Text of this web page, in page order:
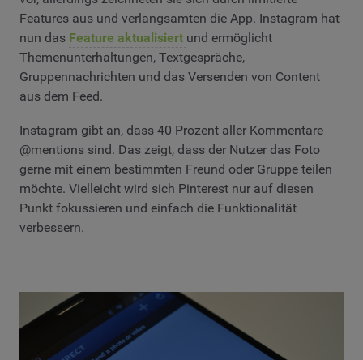
Features aus und verlangsamten die App. Instagram hat
nun das Feature aktualisiert und ermöglicht
Themenunterhaltungen, Textgespräche,
Gruppennachrichten und das Versenden von Content
aus dem Feed.
Instagram gibt an, dass 40 Prozent aller Kommentare
@mentions sind. Das zeigt, dass der Nutzer das Foto
gerne mit einem bestimmten Freund oder Gruppe teilen
möchte. Vielleicht wird sich Pinterest nur auf diesen
Punkt fokussieren und einfach die Funktionalität
verbessern.